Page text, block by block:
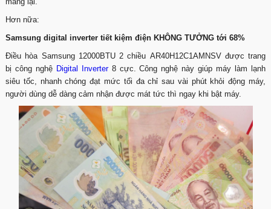
Hơn nữa:
Samsung digital inverter tiết kiệm điện KHÔNG TƯỞNG tới 68%
Điều hòa Samsung 12000BTU 2 chiều AR40H12C1AMNSV được trang
bị công nghệ Digital Inverter8 cực. Công nghệ này giúp máy làm lạnh
siêu tốc, nhanh chóng đạt mức tối đa chỉ sau vài phút khỏi động máy,
người dùng dễ dàng cảm nhận được mát tức thì ngay khi bật máy.